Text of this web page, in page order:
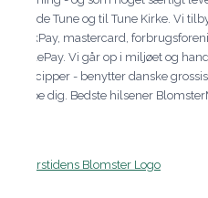
område Tune og til Tune Kirke. Vi
QuickPay, mastercard,
MobilePay. Vi går op i miljøet og
princcipper - benytter danske
hjælpe dig. Bedste hilsener